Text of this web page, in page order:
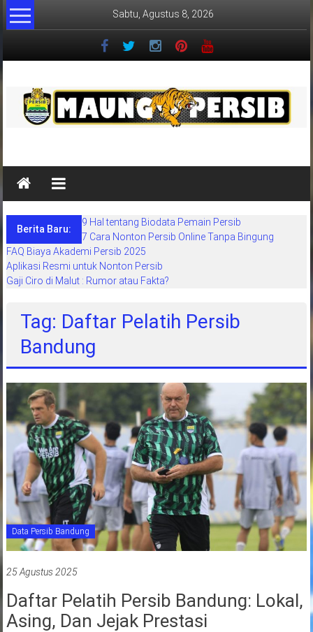
Lompat
ke
Sabtu, Agustus 8, 2026
Maung
Persib
situs
berita
khusus
sepakbola
jawa
barat
Berita Baru:
9 Hal tentang Biodata Pemain Persib
7 Cara Nonton Persib Online Tanpa Bingung
FAQ Biaya Akademi Persib 2025
Aplikasi Resmi untuk Nonton Persib
Gaji Ciro di Malut : Rumor atau Fakta?
Tag: Daftar Pelatih Persib
Bandung
Data Persib Bandung
25 Agustus 2025
Daftar Pelatih Persib Bandung: Lokal,
Asing, Dan Jejak Prestasi